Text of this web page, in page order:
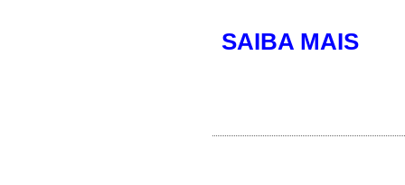
SAIBA MAIS